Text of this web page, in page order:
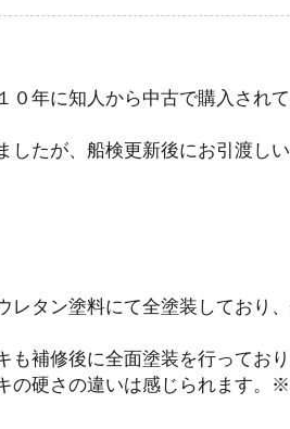
０年に知人から中古で購入されて
したが、船検更新後にお引渡しい
レタン塗料にて全塗装しており
も補修後に全面塗装を行ってお
の硬さの違いは感じられます。